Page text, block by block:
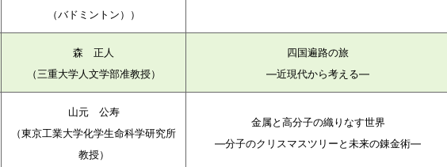
（バドミントン））
森 正人
（三重大学人文学部准教授）
四国遍路の旅
—近現代から考える—
山元 公寿
（東京工業大学化学生命科学研究所
教授）
金属と高分子の織りなす世界
—分子のクリスマスツリーと未来の錬金術—